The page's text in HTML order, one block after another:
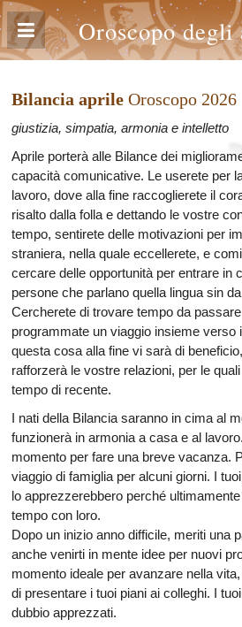
Oroscopo degli
Bilancia aprile Oroscopo 2026
giustizia, simpatia, armonia e intelletto
Aprile porterà alle Bilance dei
capacità comunicative. Le userete per
lavoro, dove alla fine raccoglierete il
risalto dalla folla e dettando le vostre
tempo, sentirete delle motivazioni per
straniera, nella quale eccellerete, e
cercare delle opportunità per entrare in
persone che parlano quella lingua sin
Cercherete di trovare tempo da
programmate un viaggio insieme verso
questa cosa alla fine vi sarà di
rafforzerà le vostre relazioni, per le
tempo di recente.
I nati della Bilancia saranno in cima al
funzionerà in armonia a casa e al
momento per fare una breve vacanza.
viaggio di famiglia per alcuni giorni. I
lo apprezzerebbero perché
tempo con loro.
Dopo un inizio anno difficile, meriti una
anche venirti in mente idee per nuovi
momento ideale per avanzare nella
di presentare i tuoi piani ai colleghi. I
dubbio apprezzati.